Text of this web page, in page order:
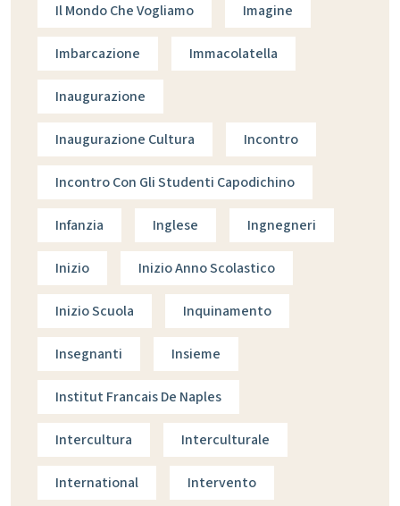
Il Mondo Che Vogliamo Imagine
Imbarcazione Immacolatella
Inaugurazione
Inaugurazione Cultura Incontro
Incontro Con Gli Studenti Capodichino
Infanzia Inglese Ingnegneri
Inizio Inizio Anno Scolastico
Inizio Scuola Inquinamento
Insegnanti Insieme
Institut Francais De Naples
Intercultura Interculturale
International Intervento